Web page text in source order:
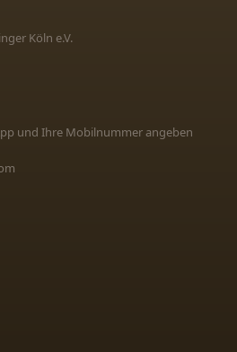
Köln e.V.
und Ihre Mobilnummer angeben